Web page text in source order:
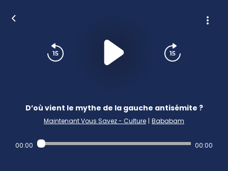
D’où vient le mythe de la gauche antisémite ?
Maintenant Vous Savez - Culture | Bababam
00:00 00:00